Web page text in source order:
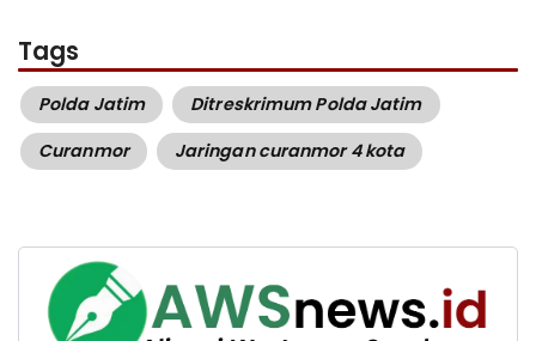
Tags
Polda Jatim
Ditreskrimum Polda Jatim
Curanmor
Jaringan curanmor 4 kota